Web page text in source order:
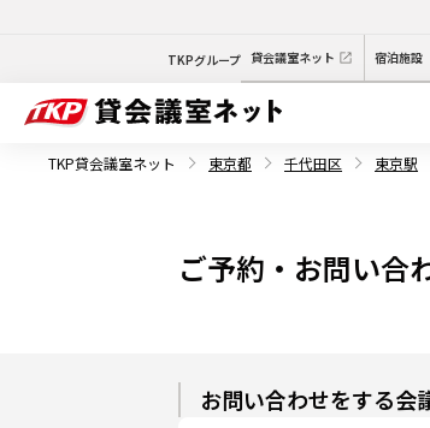
TKPグループ 貸会議室ネット 宿泊施設
TKP貸会議室ネット 東京都 千代田区 東京駅
ご予約・お問い合
お問い合わせをする会